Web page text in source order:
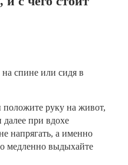
спине или сидя в
руку на живот,
далее при вдохе
напрягать, а именно
медленно выдыхайте